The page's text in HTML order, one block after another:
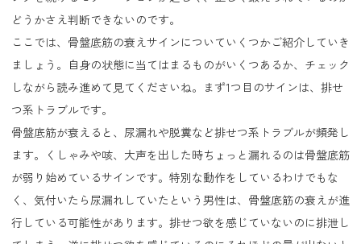
どうかさえ判断できないのです。
ここでは、骨盤底筋の衰えサインについていくつかご紹介していき
ましょう。自身の状態に当てはまるものがいくつあるか、チェック
しながら読み進めて見てくださいね。まず1つ目のサインは、排せ
つ系トラブルです。
骨盤底筋が衰えると、尿漏れや脱糞など排せつ系トラブルが頻発し
ます。くしゃみや咳、大声を出した時ちょっと漏れるのは骨盤底筋
が弱り始めているサインです。特別な動作をしているわけでもな
く、気付いたら尿漏れしていたという男性は、骨盤底筋の衰えが進
行している可能性があります。排せつ欲を感じていないのに排泄し